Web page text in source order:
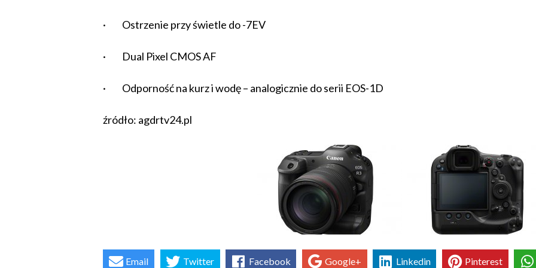
· Ostrzenie przy świetle do -7EV
· Dual Pixel CMOS AF
· Odporność na kurz i wodę – analogicznie do serii EOS-1D
źródło: agdrtv24.pl
Email Twitter Facebook Google+ Linkedin Pinterest